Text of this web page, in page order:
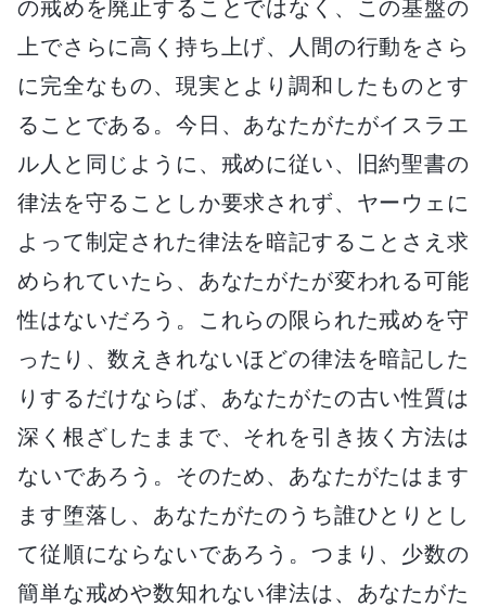
の戒めを廃止することではなく、この基盤の
上でさらに高く持ち上げ、人間の行動をさら
に完全なもの、現実とより調和したものとす
ることである。今日、あなたがたがイスラエ
ル人と同じように、戒めに従い、旧約聖書の
律法を守ることしか要求されず、ヤーウェに
よって制定された律法を暗記することさえ求
められていたら、あなたがたが変われる可能
性はないだろう。これらの限られた戒めを守
ったり、数えきれないほどの律法を暗記した
りするだけならば、あなたがたの古い性質は
深く根ざしたままで、それを引き抜く方法は
ないであろう。そのため、あなたがたはます
ます堕落し、あなたがたのうち誰ひとりとし
て従順にならないであろう。つまり、少数の
簡単な戒めや数知れない律法は、あなたがた